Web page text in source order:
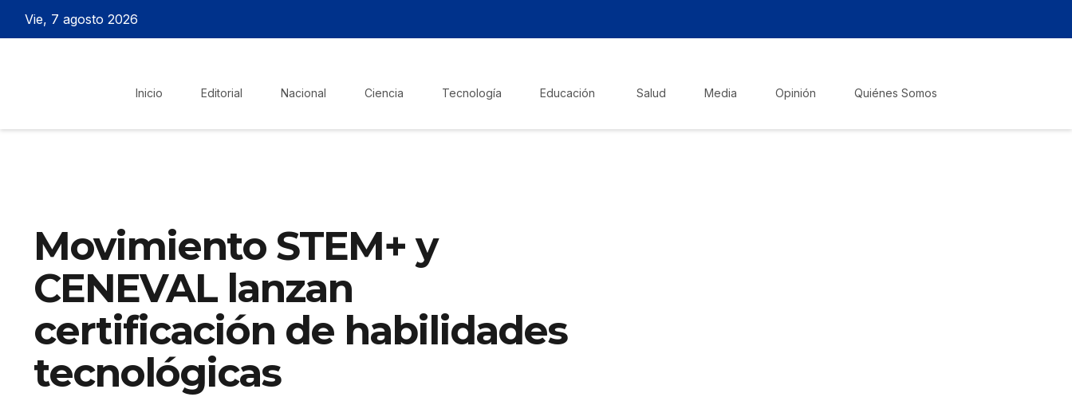
Vie, 7 agosto 2026
Inicio Editorial Nacional Ciencia Tecnología Educación Salud Media Opinión Quiénes Somos
Movimiento STEM+ y
CENEVAL lanzan
certificación de habilidades
tecnológicas